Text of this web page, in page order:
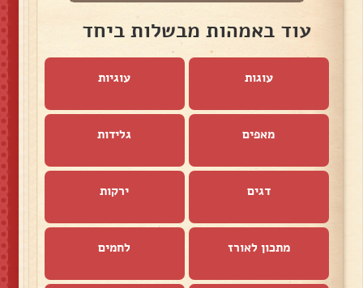
עוד באמהות מבשלות ביחד
עוגות עוגיות
מאפים גלידות
דגים ירקות
מתכון לאורז לחמים